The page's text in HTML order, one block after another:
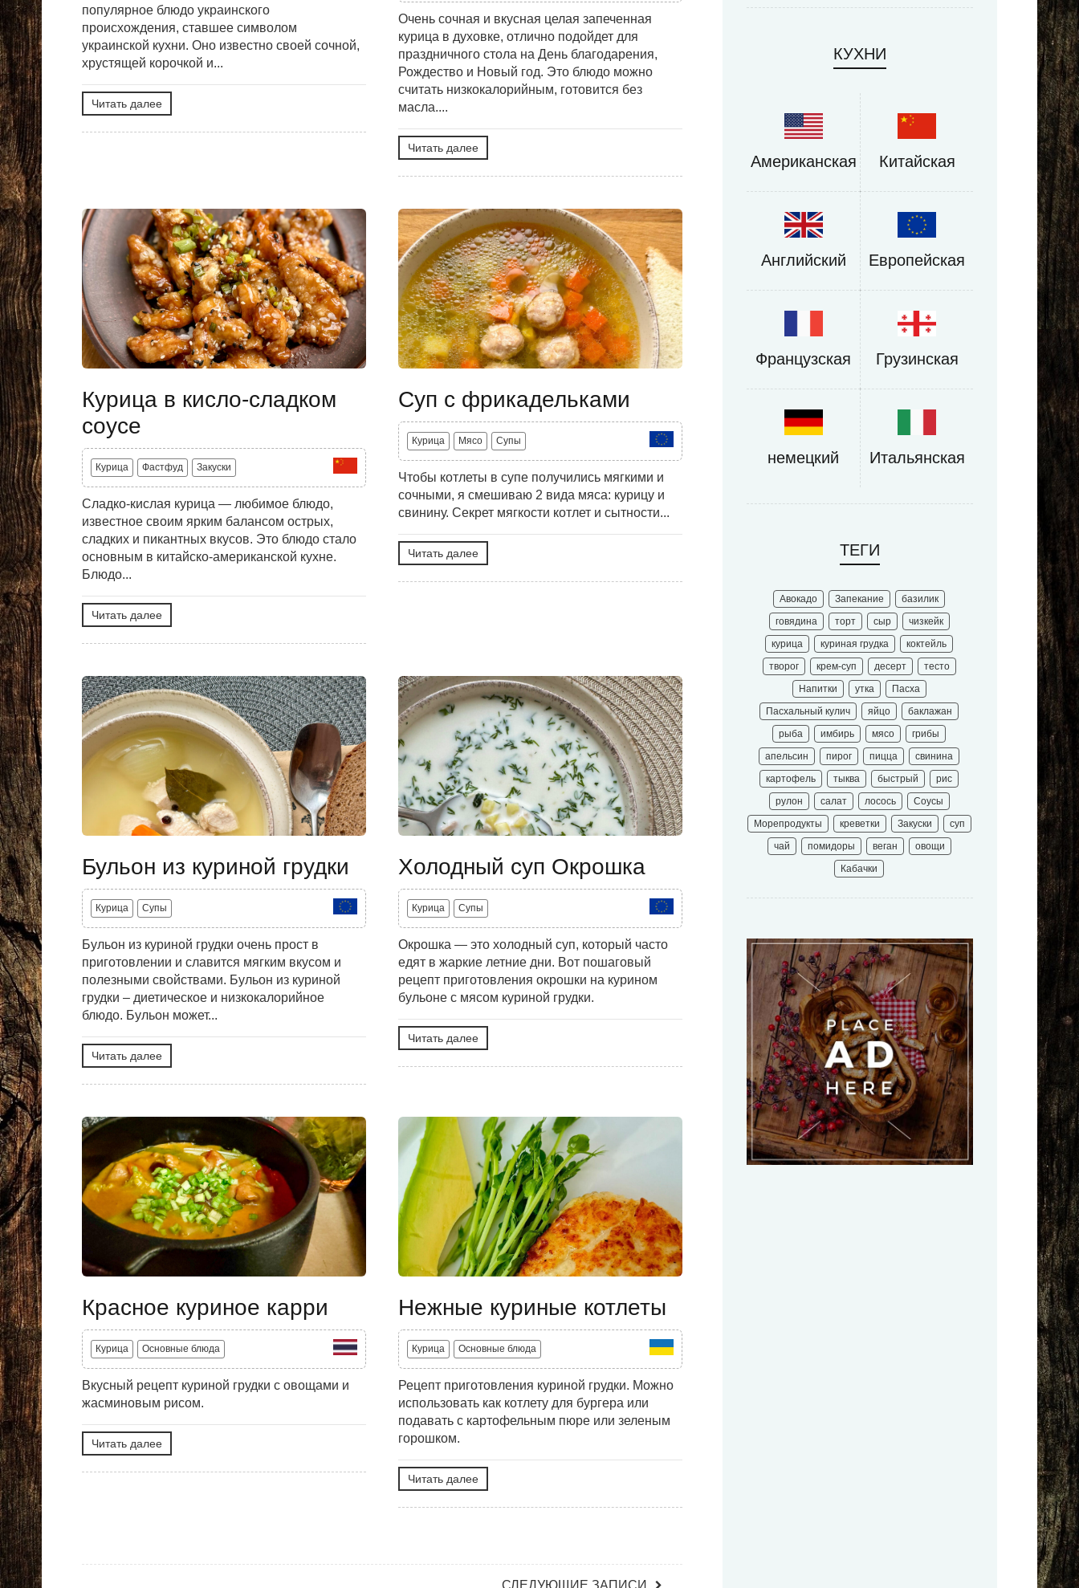
популярное блюдо украинского
происхождения, ставшее символом
украинской кухни. Оно известно своей сочной,
хрустящей корочкой и...
Читать далее
Очень сочная и вкусная целая запеченная
курица в духовке, отлично подойдет для
праздничного стола на День благодарения,
Рождество и Новый год. Это блюдо можно
считать низкокалорийным, готовится без
масла....
Читать далее
Курица в кисло-сладком
соусе
Курица Фастфуд Закуски
Сладко-кислая курица — любимое блюдо,
известное своим ярким балансом острых,
сладких и пикантных вкусов. Это блюдо стало
основным в китайско-американской кухне.
Блюдо...
Читать далее
Суп с фрикадельками
Курица Мясо Супы
Чтобы котлеты в супе получились мягкими и
сочными, я смешиваю 2 вида мяса: курицу и
свинину. Секрет мягкости котлет и сытности...
Читать далее
Бульон из куриной грудки
Курица Супы
Бульон из куриной грудки очень прост в
приготовлении и славится мягким вкусом и
полезными свойствами. Бульон из куриной
грудки – диетическое и низкокалорийное
блюдо. Бульон может...
Читать далее
Холодный суп Окрошка
Курица Супы
Окрошка — это холодный суп, который часто
едят в жаркие летние дни. Вот пошаговый
рецепт приготовления окрошки на курином
бульоне с мясом куриной грудки.
Читать далее
Красное куриное карри
Курица Основные блюда
Вкусный рецепт куриной грудки с овощами и
жасминовым рисом.
Читать далее
Нежные куриные котлеты
Курица Основные блюда
Рецепт приготовления куриной грудки. Можно
использовать как котлету для бургера или
подавать с картофельным пюре или зеленым
горошком.
Читать далее
СЛЕДУЮЩИЕ ЗАПИСИ
КУХНИ
Американская Китайская
Английский Европейская
Французская Грузинская
немецкий Итальянская
ТЕГИ
Авокадо Запекание
базилик
говядина
торт сыр
чизкейк
курица
куриная грудка
коктейль
творог
крем-суп десерт
тесто
Напитки
утка
Пасха
Пасхальный кулич
яйцо
баклажан
рыба
имбирь мясо
грибы
апельсин
пирог пицца
свинина
картофель
тыква быстрый
рис
рулон
салат лосось
Соусы
Морепродукты
креветки Закуски
суп
чай
помидоры веган
овощи
Кабачки